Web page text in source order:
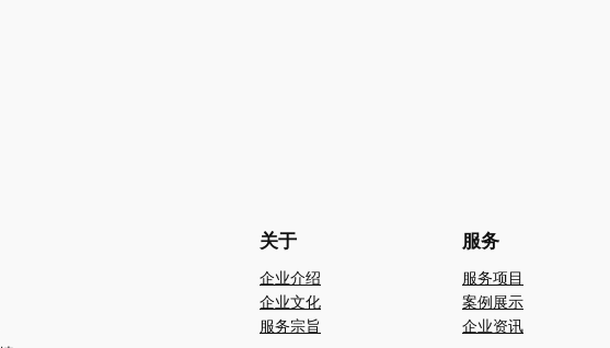
关于
企业介绍
企业文化
服务宗旨
服务
服务项目
案例展示
企业资讯